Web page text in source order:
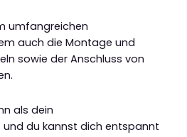
umfangreichen
auch die Montage und
sowie der Anschluss von
als dein
und du kannst dich entspannt